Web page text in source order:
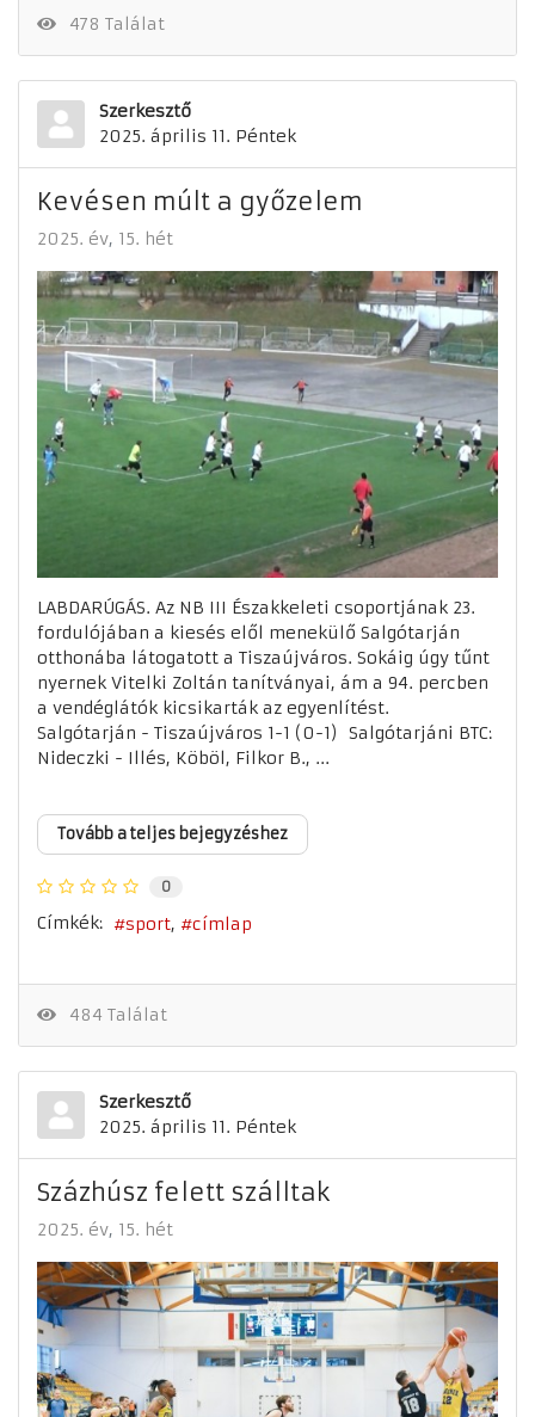
478 Találat
Szerkesztő
2025. április 11. Péntek
Kevésen múlt a győzelem
2025. év 15. hét
LABDARÚGÁS. Az NB III Északkeleti csoportjának 23.
fordulójában a kiesés elől menekülő Salgótarján
otthonába látogatott a Tiszaújváros. Sokáig úgy tűnt
nyernek Vitelki Zoltán tanítványai, ám a 94. percben
a vendéglátók kicsikarták az egyenlítést.
Salgótarján - Tiszaújváros 1-1 (0-1) Salgótarjáni BTC:
Nideczki - Illés, Köböl, Filkor B., ...
Tovább a teljes bejegyzéshez
0
Címkék: sport címlap
484 Találat
Szerkesztő
2025. április 11. Péntek
Százhúsz felett szálltak
2025. év 15. hét